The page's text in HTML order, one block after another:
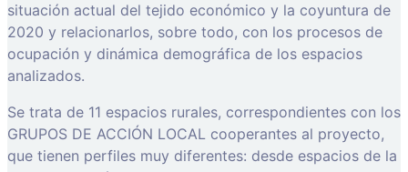
situación actual del tejido económico y la coyuntura de
2020 y relacionarlos, sobre todo, con los procesos de
ocupación y dinámica demográfica de los espacios
analizados.
Se trata de 11 espacios rurales, correspondientes con los
GRUPOS DE ACCIÓN LOCAL cooperantes al proyecto,
que tienen perfiles muy diferentes: desde espacios de la